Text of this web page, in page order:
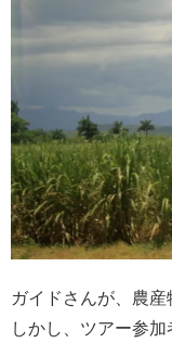
ガイドさんが、農産
しかし、ツアー参